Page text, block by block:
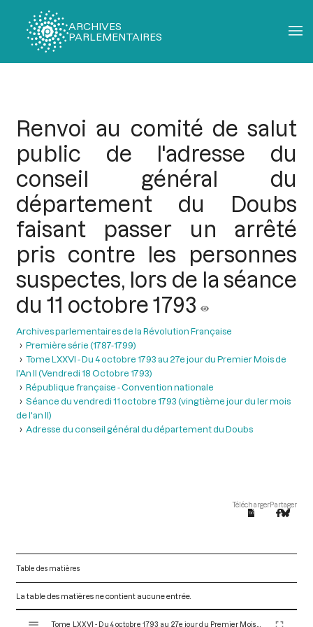
ARCHIVES
PARLEMENTAIRES
Renvoi au comité de salut
public de l'adresse du
conseil général du
département du Doubs
faisant passer un arrêté
pris contre les personnes
suspectes, lors de la séance
du 11 octobre 1793
Archives parlementaires de la Révolution Française
Première série (1787-1799)
Tome LXXVI - Du 4 octobre 1793 au 27e jour du Premier Mois de
l'An II (Vendredi 18 Octobre 1793)
République française - Convention nationale
Séance du vendredi 11 octobre 1793 (vingtième jour du ler mois
de l'an II)
Adresse du conseil général du département du Doubs
TéléchargerPartager
Table des matières
La table des matières ne contient aucune entrée.